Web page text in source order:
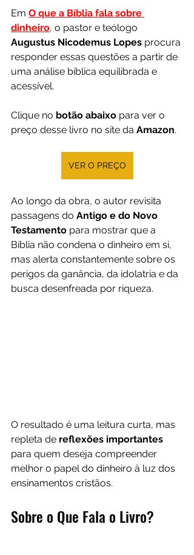
Em O que a Bíblia fala sobre
dinheiro, o pastor e teólogo
Augustus Nicodemus Lopes procura
responder essas questões a partir de
uma análise bíblica equilibrada e
acessível.
Clique no botão abaixo para ver o
preço desse livro no site da Amazon.
VER O PREÇO
Ao longo da obra, o autor revisita
passagens do Antigo e do Novo
Testamento para mostrar que a
Bíblia não condena o dinheiro em si,
mas alerta constantemente sobre os
perigos da ganância, da idolatria e da
busca desenfreada por riqueza.
O resultado é uma leitura curta, mas
repleta de reflexões importantes
para quem deseja compreender
melhor o papel do dinheiro à luz dos
ensinamentos cristãos.
Sobre o Que Fala o Livro?